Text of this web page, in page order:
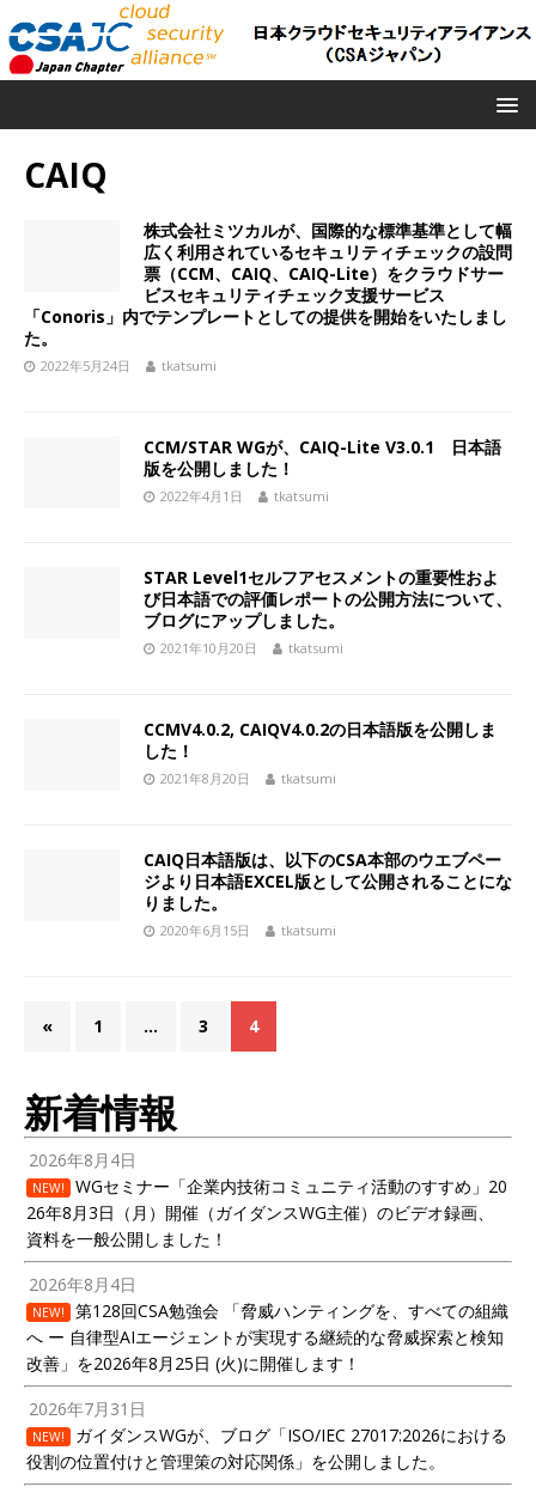
CAIQ
株式会社ミツカルが、国際的な標準基準として幅
広く利用されているセキュリティチェックの設問
票（CCM、CAIQ、CAIQ-Lite）をクラウドサー
ビスセキュリティチェック支援サービス
「Conoris」内でテンプレートとしての提供を開始をいたしまし
た。
2022年5月24日 tkatsumi
CCM/STAR WGが、CAIQ-Lite V3.0.1 日本語
版を公開しました！
2022年4月1日 tkatsumi
STAR Level1セルフアセスメントの重要性およ
び日本語での評価レポートの公開方法について、
ブログにアップしました。
2021年10月20日 tkatsumi
CCMV4.0.2, CAIQV4.0.2の日本語版を公開しま
した！
2021年8月20日 tkatsumi
CAIQ日本語版は、以下のCSA本部のウエブペー
ジより日本語EXCEL版として公開されることにな
りました。
2020年6月15日 tkatsumi
« 1 … 3 4
新着情報
2026年8月4日
NEW!
WGセミナー「企業内技術コミュニティ活動のすすめ」20
26年8月3日（月）開催（ガイダンスWG主催）のビデオ録画、
資料を一般公開しました！
2026年8月4日
NEW!
第128回CSA勉強会 「脅威ハンティングを、すべての組織
へ ー 自律型AIエージェントが実現する継続的な脅威探索と検知
改善」を2026年8月25日 (火)に開催します！
2026年7月31日
NEW!
ガイダンスWGが、ブログ「ISO/IEC 27017:2026における
役割の位置付けと管理策の対応関係」を公開しました。